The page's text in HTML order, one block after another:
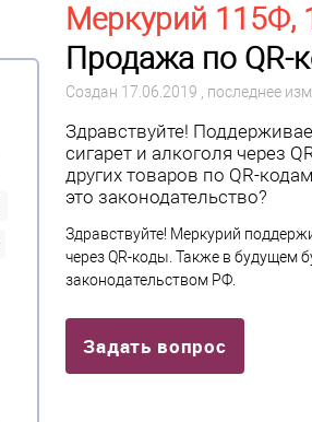
Меркурий 115Ф,
Продажа по QR-
Создан 17.06.2019 , последнее
Здравствуйте!
сигарет и алкоголя через
других товаров по QR-
это законодательство?
Здравствуйте! Меркурий
через QR-коды. Также в будущем
законодательством РФ.
Задать вопрос